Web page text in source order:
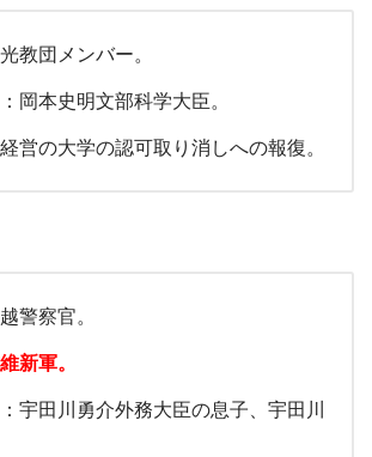
教団メンバー。
岡本史明文部科学大臣。
営の大学の認可取り消しへの報復。
警察官。
新軍。
宇田川勇介外務大臣の息子、宇田川